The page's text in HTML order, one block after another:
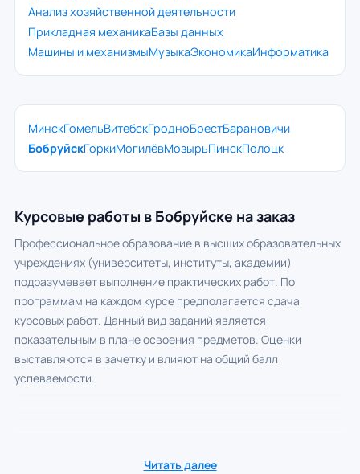
Анализ хозяйственной деятельности
Прикладная механикаБазы данных
Машины и механизмыМузыкаЭкономикаИнформатика
МинскГомельВитебскГродноБрестБарановичи
БобруйскГоркиМогилёвМозырьПинскПолоцк
Курсовые работы в Бобруйске на заказ
Профессиональное образование в высших образовательных
учреждениях (университеты, институты, академии)
подразумевает выполнение практических работ. По
программам на каждом курсе предполагается сдача
курсовых работ. Данный вид заданий является
показательным в плане освоения предметов. Оценки
выставляются в зачетку и влияют на общий балл
успеваемости.
Читать далее